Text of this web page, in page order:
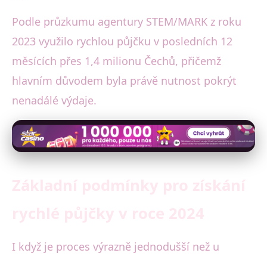
Podle průzkumu agentury STEM/MARK z roku
2023 využilo rychlou půjčku v posledních 12
měsících přes 1,4 milionu Čechů, přičemž
hlavním důvodem byla právě nutnost pokrýt
nenadálé výdaje.
I když je proces výrazně jednodušší než u